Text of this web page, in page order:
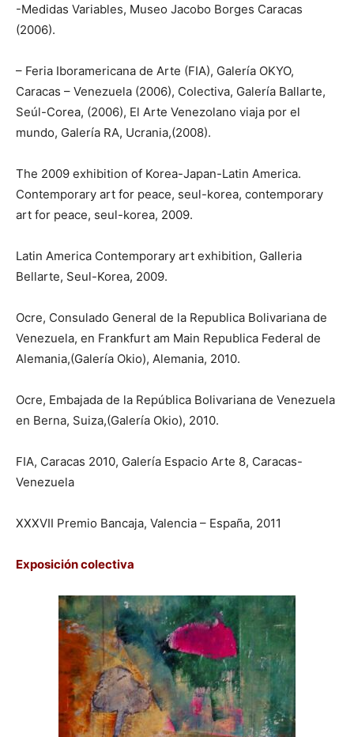
-Medidas Variables, Museo Jacobo Borges Caracas
(2006).
– Feria Iboramericana de Arte (FIA), Galería OKYO,
Caracas – Venezuela (2006), Colectiva, Galería Ballarte,
Seúl-Corea, (2006), El Arte Venezolano viaja por el
mundo, Galería RA, Ucrania,(2008).
The 2009 exhibition of Korea-Japan-Latin America.
Contemporary art for peace, seul-korea, contemporary
art for peace, seul-korea, 2009.
Latin America Contemporary art exhibition, Galleria
Bellarte, Seul-Korea, 2009.
Ocre, Consulado General de la Republica Bolivariana de
Venezuela, en Frankfurt am Main Republica Federal de
Alemania,(Galería Okio), Alemania, 2010.
Ocre, Embajada de la República Bolivariana de Venezuela
en Berna, Suiza,(Galería Okio), 2010.
FIA, Caracas 2010, Galería Espacio Arte 8, Caracas-
Venezuela
XXXVII Premio Bancaja, Valencia – España, 2011
Exposición colectiva